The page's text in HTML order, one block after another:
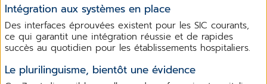
Intégration aux systèmes en place
Des interfaces éprouvées existent pour les SIC courants,
ce qui garantit une intégration réussie et de rapides
succès au quotidien pour les établissements hospitaliers.
Le plurilinguisme, bientôt une évidence